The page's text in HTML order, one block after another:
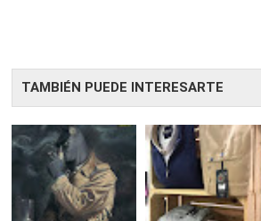
TAMBIÉN PUEDE INTERESARTE